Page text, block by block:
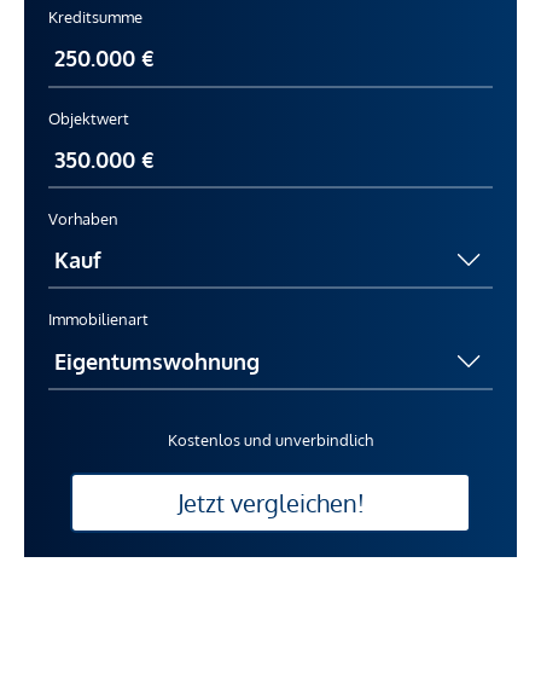
Kreditsumme
Objektwert
Vorhaben
Immobilienart
Kostenlos und unverbindlich
Jetzt vergleichen!